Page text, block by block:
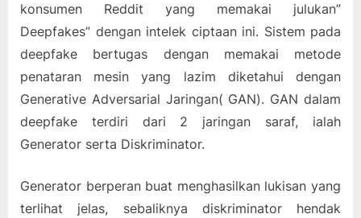
konsumen Reddit yang memakai julukan”
Deepfakes” dengan intelek ciptaan ini. Sistem pada
deepfake bertugas dengan memakai metode
penataran mesin yang lazim diketahui dengan
Generative Adversarial Jaringan( GAN). GAN dalam
deepfake terdiri dari 2 jaringan saraf, ialah
Generator serta Diskriminator.
Generator berperan buat menghasilkan lukisan yang
terlihat jelas, sebaliknya diskriminator hendak